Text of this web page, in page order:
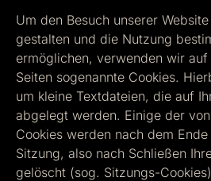
Um den Besuch unserer
gestalten und die Nutzung
ermöglichen, verwenden wir
Seiten sogenannte Cookies.
um kleine Textdateien, die auf
abgelegt werden. Einige der
Cookies werden nach dem
Sitzung, also nach Schließen
gelöscht (sog. Sitzungs-